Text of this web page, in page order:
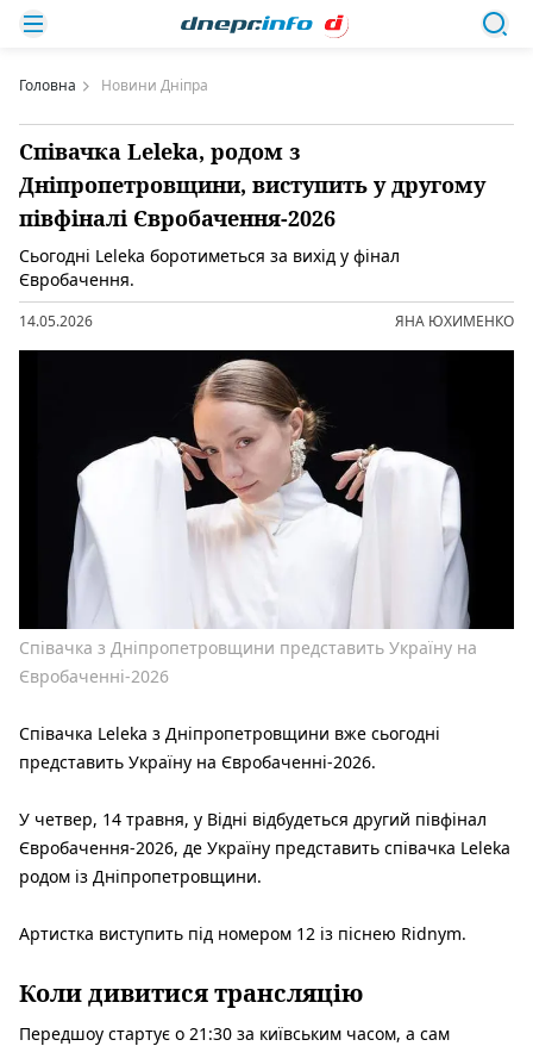
Головна Новини Дніпра
Співачка Leleka, родом з
Дніпропетровщини, виступить у другому
півфіналі Євробачення-2026
Сьогодні Leleka боротиметься за вихід у фінал
Євробачення.
14.05.2026 ЯНА ЮХИМЕНКО
Співачка з Дніпропетровщини представить Україну на
Євробаченні-2026
Співачка Leleka з Дніпропетровщини вже сьогодні
представить Україну на Євробаченні-2026.
У четвер, 14 травня, у Відні відбудеться другий півфінал
Євробачення-2026, де Україну представить співачка Leleka
родом із Дніпропетровщини.
Артистка виступить під номером 12 із піснею Ridnym.
Коли дивитися трансляцію
Передшоу стартує о 21:30 за київським часом, а сам